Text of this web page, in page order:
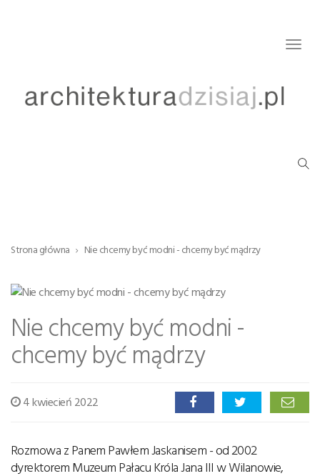
Strona główna Nie chcemy być modni - chcemy być mądrzy
Nie chcemy być modni -
chcemy być mądrzy
4 kwiecień 2022
Rozmowa z Panem Pawłem Jaskanisem - od 2002
dyrektorem Muzeum Pałacu Króla Jana III w Wilanowie,